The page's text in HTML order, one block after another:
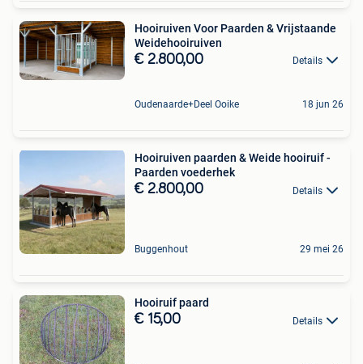
Hooiruiven Voor Paarden & Vrijstaande
Weidehooiruiven
€ 2.800,00 Details
Oudenaarde+Deel Ooike 18 jun 26
Hooiruiven paarden & Weide hooiruif -
Paarden voederhek
€ 2.800,00 Details
Buggenhout 29 mei 26
Hooiruif paard
€ 15,00 Details